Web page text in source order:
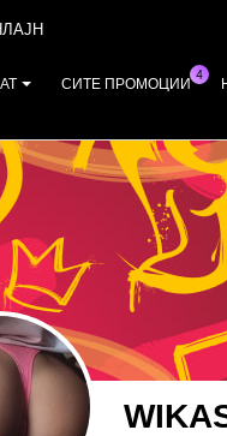
СИТЕ ПРОМОЦИИ